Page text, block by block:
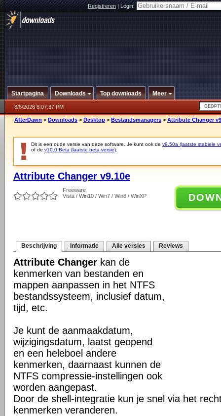
Registreren|Login:
Startpagina Downloads Top downloads Meer
8/6/2026 8:07:37 PM
AfterDawn > Downloads > Desktop > Bestandsmanagers > Attribute Changer
Dit is een oude versie van deze software. Je kunt ook de v9.50a (laatste stabiele
of de v10.0 Beta (laatste beta versie)
Attribute Changer v9.10e
Freeware
Vista / Win10 / Win7 / Win8 / WinXP
Beschrijving Informatie Alle versies Reviews
Attribute Changer kan de
kenmerken van bestanden en
mappen aanpassen in het NTFS
bestandssysteem, inclusief datum,
tijd, etc.
Je kunt de aanmaakdatum,
wijzigingsdatum, laatst geopend
en een heleboel andere
kenmerken, daarnaast kunnen de
NTFS compressie-instellingen ook
worden aangepast.
Door de shell-integratie kun je snel via het
kenmerken veranderen.